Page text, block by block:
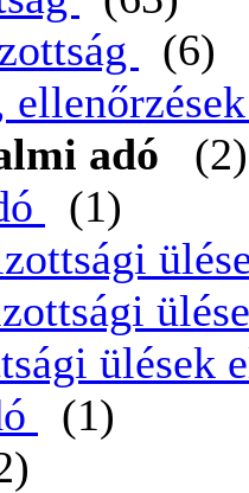
(6)
adó
(2)
(1)
ülések
(1)